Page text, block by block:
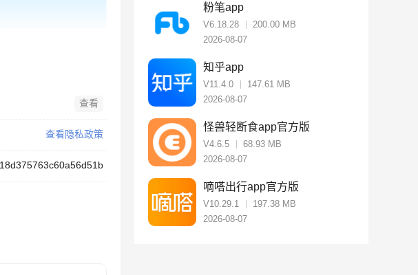
查看
查看隐私政策
粉笔app
V6.18.28
200.00 MB
2026-08-07
知乎app
V11.4.0
147.61 MB
2026-08-07
怪兽轻断食app官方版
V4.6.5
68.93 MB
2026-08-07
嘀嗒出行app官方版
V10.29.1
197.38 MB
2026-08-07